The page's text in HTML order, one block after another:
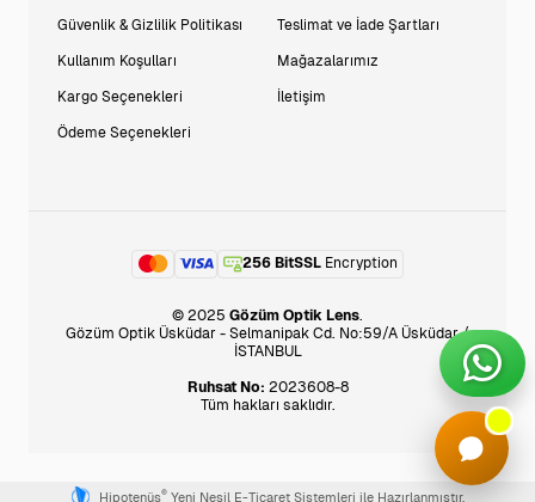
Güvenlik & Gizlilik Politikası
Kullanım Koşulları
Kargo Seçenekleri
Ödeme Seçenekleri
Teslimat ve İade Şartları
Mağazalarımız
İletişim
256 BitSSL Encryption
© 2025 Gözüm Optik Lens.
Gözüm Optik Üsküdar - Selmanipak Cd. No:59/A Üsküdar /
İSTANBUL
Ruhsat No: 2023608-8
Tüm hakları saklıdır.
Hipotenüs®Yeni Nesil E-Ticaret Sistemleri ile Hazırlanmıştır.